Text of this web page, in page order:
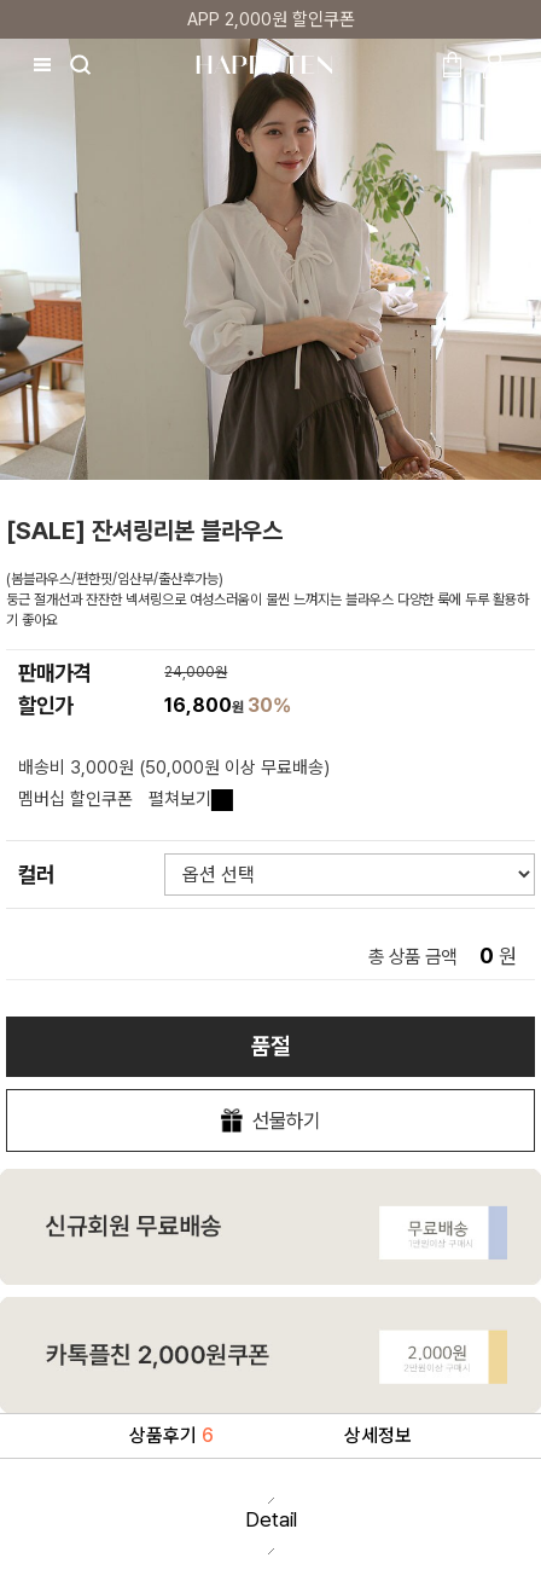
매주 리뷰어 최대 1만원 쿠폰
[SALE] 잔셔링리본 블라우스
(봄블라우스/편한핏/임산부/출산후가능)
둥근 절개선과 잔잔한 넥셔링으로 여성스러움이 물씬 느껴지는 블라우스 다양한 룩에 두루 활용하
기 좋아요
판매가격 24,000원
할인가 16,800원 30%
배송비 3,000원 (50,000원 이상 무료배송)
멤버십 할인쿠폰
펼쳐보기
컬러
총 상품 금액 0 원
품절
선물하기
상품후기 6 상세정보
Detail